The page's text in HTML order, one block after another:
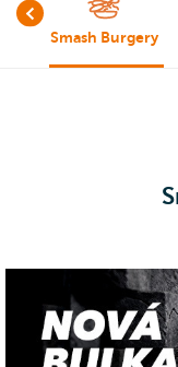
Smash Burgery